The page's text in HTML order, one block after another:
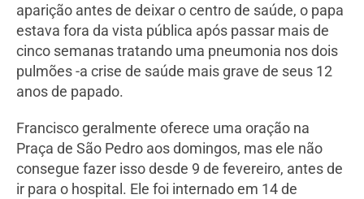
aparição antes de deixar o centro de saúde, o papa
estava fora da vista pública após passar mais de
cinco semanas tratando uma pneumonia nos dois
pulmões -a crise de saúde mais grave de seus 12
anos de papado.
Francisco geralmente oferece uma oração na
Praça de São Pedro aos domingos, mas ele não
consegue fazer isso desde 9 de fevereiro, antes de
ir para o hospital. Ele foi internado em 14 de